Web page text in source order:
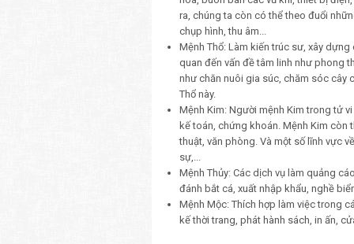
ra, chúng ta còn có thể theo đuổi
chụp hình, thu âm...
Mệnh Thổ: Làm kiến trúc sư, xây
quan đến vấn đề tâm linh như phong
như chăn nuôi gia súc, chăm sóc cây
Thổ này.
Mệnh Kim: Người mệnh Kim trong tử
kế toán, chứng khoán. Mệnh Kim còn
thuật, văn phòng. Và một số lĩnh vực
sự,...
Mệnh Thủy: Các dịch vụ làm quảng
đánh bắt cá, xuất nhập khẩu, nghề
Mệnh Mộc: Thích hợp làm việc trong
kế thời trang, phát hành sách, in ấn,